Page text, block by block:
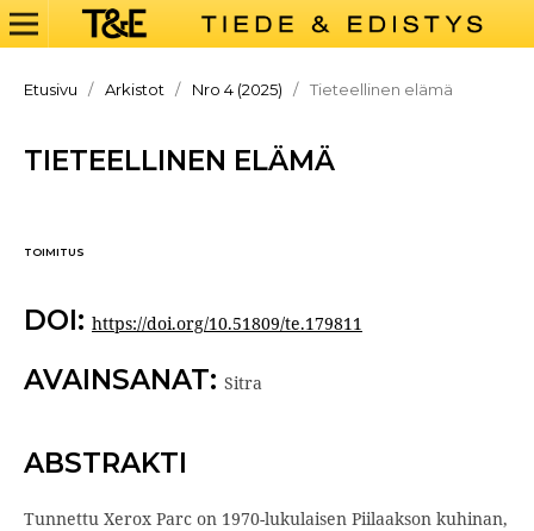
Etusivu / Arkistot / Nro 4 (2025) / Tieteellinen elämä
TIETEELLINEN ELÄMÄ
TOIMITUS
DOI: https://doi.org/10.51809/te.179811
AVAINSANAT: Sitra
ABSTRAKTI
Tunnettu Xerox Parc on 1970-lukulaisen Piilaakson kuhinan,